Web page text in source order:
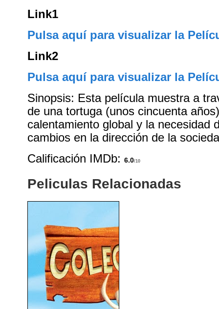
Link1
Pulsa aquí para visualizar la
Link2
Pulsa aquí para visualizar la
Sinopsis: Esta película muestra a
de una tortuga (unos cincuenta
calentamiento global y la necesidad
cambios en la dirección de la
Calificación IMDb:6.0/10
Peliculas Relacionadas